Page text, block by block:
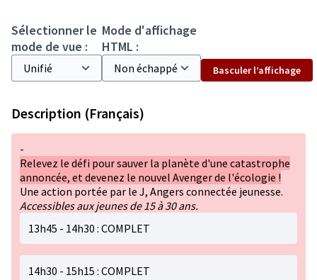
Sélectionner le
mode de vue :
Mode d'affichage
HTML :
Basculer l’affichage
Description (Français)
-
Relevez le défi pour sauver la planète d'une catastrophe
annoncée, et devenez le nouvel Avenger de l'écologie !
Une action portée par le J, Angers connectée jeunesse.
Accessibles aux jeunes de 15 à 30 ans.
13h45 - 14h30 : COMPLET
14h30 - 15h15 : COMPLET